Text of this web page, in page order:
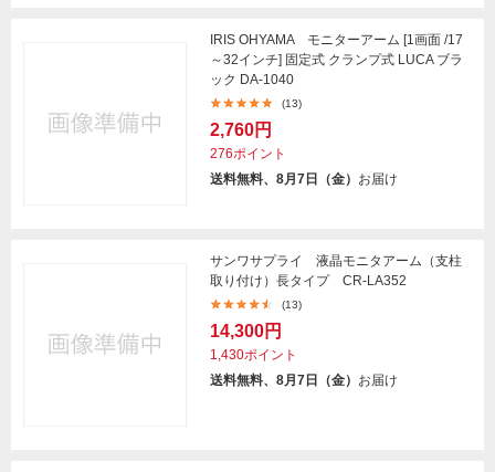
IRIS OHYAMA モニターアーム [1画面 /17
～32インチ] 固定式 クランプ式 LUCA ブラ
ック DA-1040
(13)
2,760円
276ポイント
送料無料、8月7日（金） お届け
サンワサプライ 液晶モニタアーム（支柱
取り付け）長タイプ CR-LA352
(13)
14,300円
1,430ポイント
送料無料、8月7日（金） お届け